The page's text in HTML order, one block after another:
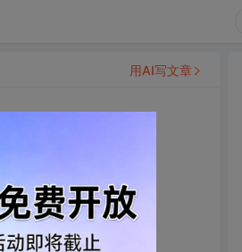
用AI写文章